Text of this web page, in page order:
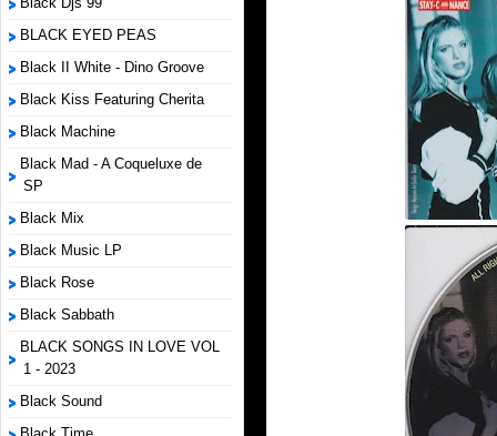
BLACK EYED PEAS
Black II White - Dino Groove
Black Kiss Featuring Cherita
Black Machine
Black Mad - A Coqueluxe de
SP
Black Mix
Black Music LP
Black Rose
Black Sabbath
BLACK SONGS IN LOVE VOL
1 - 2023
Black Sound